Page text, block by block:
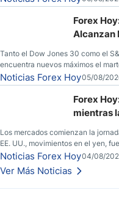
Estados Unidos.
Forex
Alcanzan
Tanto el Dow Jones 30 como el
encuentra nuevos máximos el
llamadas de ganancias; el
nuevas esperanzas; el dólar
frente al yen; el peso mexicano
Noticias Forex Hoy05/08/
Forex
mientras
Los mercados comienzan la
EE. UU., movimientos en el yen,
de seguridad en Bitcoin y nuevas
Noticias Forex Hoy04/08/
Ver Más Noticias